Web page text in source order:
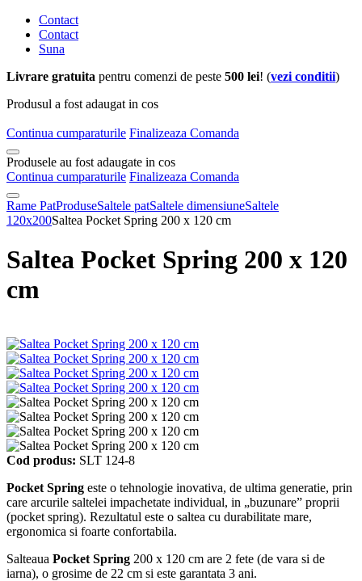
Contact
Contact
Suna
Livrare gratuita pentru comenzi de peste 500 lei! (vezi conditii)
Produsul a fost adaugat in cos
Continua cumparaturile Finalizeaza Comanda
Produsele au fost adaugate in cos
Continua cumparaturile Finalizeaza Comanda
Rame PatProduseSaltele patSaltele dimensiuneSaltele
120x200Saltea Pocket Spring 200 x 120 cm
Saltea Pocket Spring 200 x 120
cm
Cod produs: SLT 124-8
Pocket Spring este o tehnologie inovativa, de ultima generatie, prin
care arcurile saltelei impachetate individual, in „buzunare” proprii
(pocket spring). Rezultatul este o saltea cu durabilitate mare,
ergonomica si foarte confortabila.
Salteaua Pocket Spring 200 x 120 cm are 2 fete (de vara si de
iarna), o grosime de 22 cm si este garantata 3 ani.